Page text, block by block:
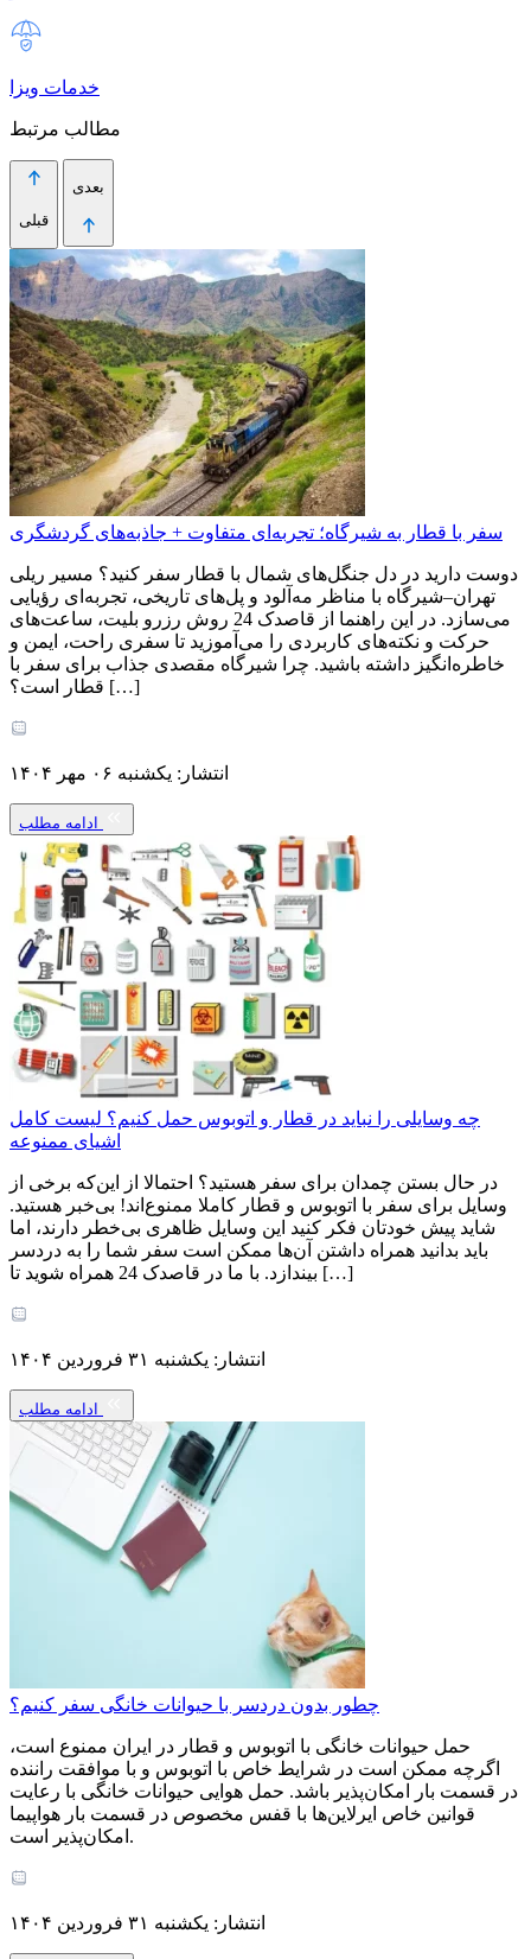
خدمات ویزا
مطالب مرتبط
قبلی
بعدی
سفر با قطار به شیرگاه؛ تجربه‌ای متفاوت + جاذبه‌های گردشگری
دوست دارید در دل جنگل‌های شمال با قطار سفر کنید؟ مسیر ریلی
تهران–شیرگاه با مناظر مه‌آلود و پل‌های تاریخی، تجربه‌ای رؤیایی
می‌سازد. در این راهنما از قاصدک 24 روش رزرو بلیت، ساعت‌های
حرکت و نکته‌های کاربردی را می‌آموزید تا سفری راحت، ایمن و
خاطره‌انگیز داشته باشید. چرا شیرگاه مقصدی جذاب برای سفر با
قطار است؟ […]
انتشار: یکشنبه ۰۶ مهر ۱۴۰۴
ادامه مطلب
چه وسایلی را نباید در قطار و اتوبوس حمل کنیم؟ لیست کامل
اشیای ممنوعه
در حال بستن چمدان برای سفر هستید؟ احتمالا از این‌که برخی از
وسایل برای سفر با اتوبوس و قطار کاملا ممنوع‌اند! بی‌خبر هستید.
شاید پیش خودتان فکر کنید این وسایل ظاهری بی‌خطر دارند، اما
باید بدانید همراه داشتن آن‌ها ممکن است سفر شما را به دردسر
بیندازد. با ما در قاصدک 24 همراه شوید تا […]
انتشار: یکشنبه ۳۱ فروردین ۱۴۰۴
ادامه مطلب
چطور بدون دردسر با حیوانات خانگی سفر کنیم؟
حمل حیوانات خانگی با اتوبوس و قطار در ایران ممنوع است،
اگرچه ممکن است در شرایط خاص با اتوبوس و با موافقت راننده
در قسمت بار امکان‌پذیر باشد. حمل هوایی حیوانات خانگی با رعایت
قوانین خاص ایرلاین‌ها با قفس مخصوص در قسمت بار هواپیما
امکان‌پذیر است.
انتشار: یکشنبه ۳۱ فروردین ۱۴۰۴